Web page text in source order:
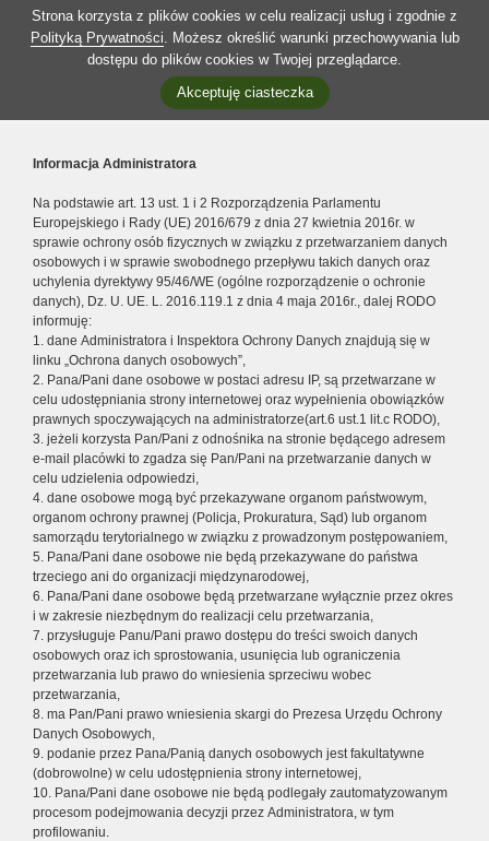
Strona korzysta z plików cookies w celu realizacji usług i zgodnie z
Polityką Prywatności. Możesz określić warunki przechowywania lub
dostępu do plików cookies w Twojej przeglądarce.
Akceptuję ciasteczka
Informacja Administratora
Na podstawie art. 13 ust. 1 i 2 Rozporządzenia Parlamentu
Europejskiego i Rady (UE) 2016/679 z dnia 27 kwietnia 2016r. w
sprawie ochrony osób fizycznych w związku z przetwarzaniem danych
osobowych i w sprawie swobodnego przepływu takich danych oraz
uchylenia dyrektywy 95/46/WE (ogólne rozporządzenie o ochronie
danych), Dz. U. UE. L. 2016.119.1 z dnia 4 maja 2016r., dalej RODO
informuję:
1. dane Administratora i Inspektora Ochrony Danych znajdują się w
linku „Ochrona danych osobowych”,
2. Pana/Pani dane osobowe w postaci adresu IP, są przetwarzane w
celu udostępniania strony internetowej oraz wypełnienia obowiązków
prawnych spoczywających na administratorze(art.6 ust.1 lit.c RODO),
3. jeżeli korzysta Pan/Pani z odnośnika na stronie będącego adresem
e-mail placówki to zgadza się Pan/Pani na przetwarzanie danych w
celu udzielenia odpowiedzi,
4. dane osobowe mogą być przekazywane organom państwowym,
organom ochrony prawnej (Policja, Prokuratura, Sąd) lub organom
samorządu terytorialnego w związku z prowadzonym postępowaniem,
5. Pana/Pani dane osobowe nie będą przekazywane do państwa
trzeciego ani do organizacji międzynarodowej,
6. Pana/Pani dane osobowe będą przetwarzane wyłącznie przez okres
i w zakresie niezbędnym do realizacji celu przetwarzania,
7. przysługuje Panu/Pani prawo dostępu do treści swoich danych
osobowych oraz ich sprostowania, usunięcia lub ograniczenia
przetwarzania lub prawo do wniesienia sprzeciwu wobec
przetwarzania,
8. ma Pan/Pani prawo wniesienia skargi do Prezesa Urzędu Ochrony
Danych Osobowych,
9. podanie przez Pana/Panią danych osobowych jest fakultatywne
(dobrowolne) w celu udostępnienia strony internetowej,
10. Pana/Pani dane osobowe nie będą podlegały zautomatyzowanym
procesom podejmowania decyzji przez Administratora, w tym
profilowaniu.